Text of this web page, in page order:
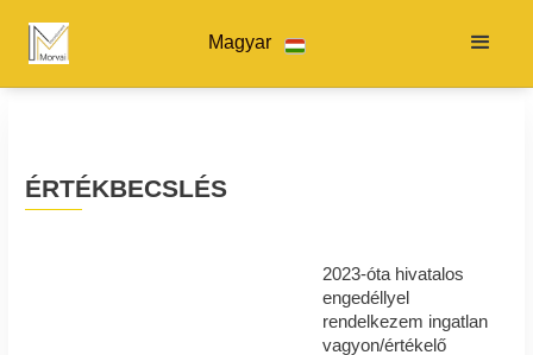
Magyar
ÉRTÉKBECSLÉS
2023-óta hivatalos
engedéllyel
rendelkezem ingatlan
vagyon/értékelő